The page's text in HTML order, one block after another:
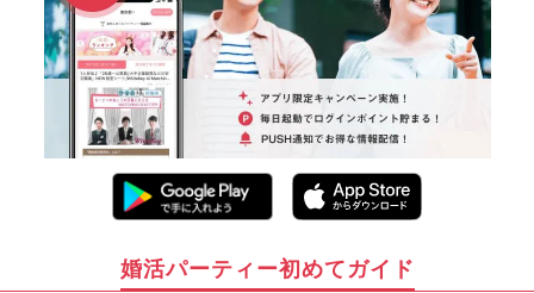
婚活パーティー初めてガイド